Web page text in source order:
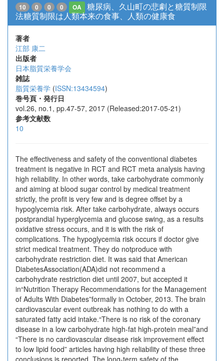
10 0 0 0 OA
糖尿病、久山町の悲劇と糖質制限
法糖質制限は人類本来の食事、人類の健康食
著者
江部 康二
出版者
日本脂質栄養学会
雑誌
脂質栄養学 (ISSN:13434594)
巻号頁・発行日
vol.26, no.1, pp.47-57, 2017 (Released:2017-05-21)
参考文献数
10
The effectiveness and safety of the conventional diabetes
treatment is negative in RCT and RCT meta analysis having
high reliability. In other words, take carbohydrate commonly
and aiming at blood sugar control by medical treatment
strictly, the profit is very few and is degree offset by a
hypoglycemia risk. After take carbohydrate, always occurs
postprandial hyperglycemia and glucose swing, as a results
oxidative stress occurs, and it is with the risk of
complications. The hypoglycemia risk occurs if doctor give
strict medical treatment. They do notproduce with
carbohydrate restriction diet. It was said that American
DiabetesAssociation(ADA)did not recommend a
carbohydrate restriction diet until 2007, but accepted it
in“Nutrition Therapy Recommendations for the Management
of Adults With Diabetes”formally in October, 2013. The brain
cardiovascular event outbreak has nothing to do with a
saturated fatty acid intake.“There is no risk of the coronary
disease in a low carbohydrate high-fat high-protein meal”and
“There is no cardiovascular disease risk improvement effect
to low lipid food” articles having high reliability of these three
conclusions is reported. The long-term safety of the